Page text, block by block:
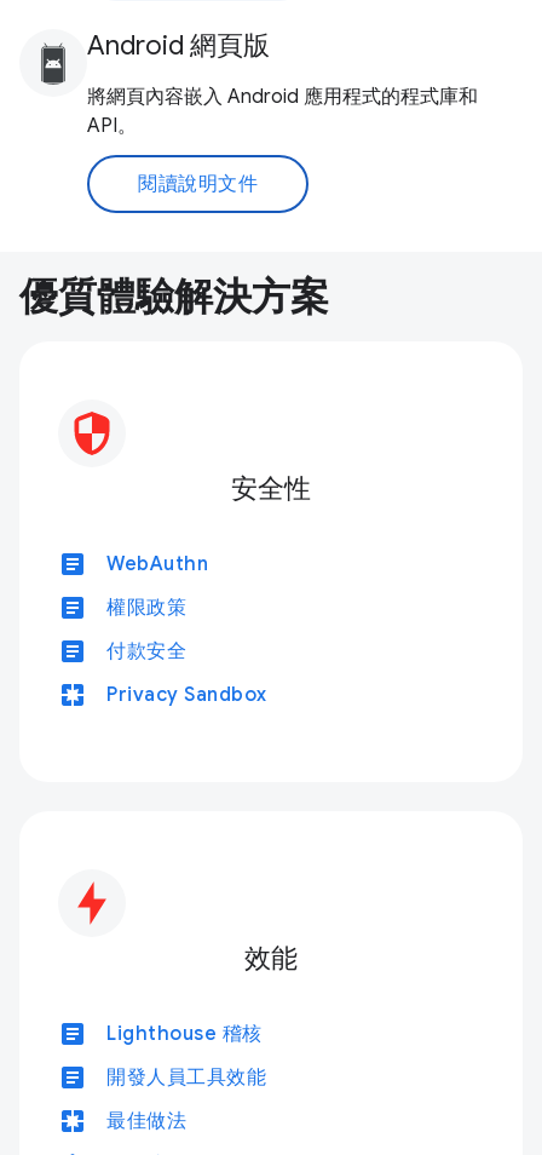
Android 網頁版
將網頁內容嵌入 Android 應用程式的程式庫和
API。
閱讀說明文件
優質體驗解決方案
安全性
article WebAuthn
article 權限政策
article 付款安全
pages Privacy Sandbox
效能
article Lighthouse 稽核
article 開發人員工具效能
pages 最佳做法